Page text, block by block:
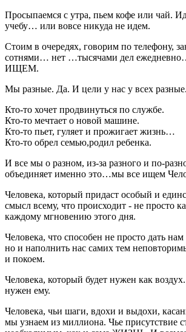
Просыпаемся с утра, пьем кофе или чай.
учебу… или вовсе никуда не идем.
Стоим в очередях, говорим по телефону,
сотнями… нет …тысячами дел
ИЩЕМ.
Мы разные. Да. И цели у нас у всех разные.
Кто-то хочет продвинуться по службе.
Кто-то мечтает о новой машине.
Кто-то пьет, гуляет и прожигает жизнь…
Кто-то обрел семью,родил ребенка.
И все мы о разном, из-за разного и по-
объединяет именно это…мы все ищем
Человека, который придаст особый и
смысл всему, что происходит - не просто
каждому мгновению этого дня.
Человека, что способен не просто дать
но и наполнить нас самих тем
и покоем.
Человека, который будет нужен как
нужен ему.
Человека, чьи шаги, вдохи и выдохи,
мы узнаем из миллиона. Чье присутствие